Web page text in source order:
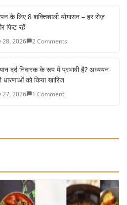
के लिए 8 शक्तिशाली योगासन – हर रोज़
फिट रहें
28, 2026 2 Comments
दर्द निवारक के रूप में प्रभावी है? अध्ययन
धारणाओं को किया खारिज
27, 2026 1 Comment